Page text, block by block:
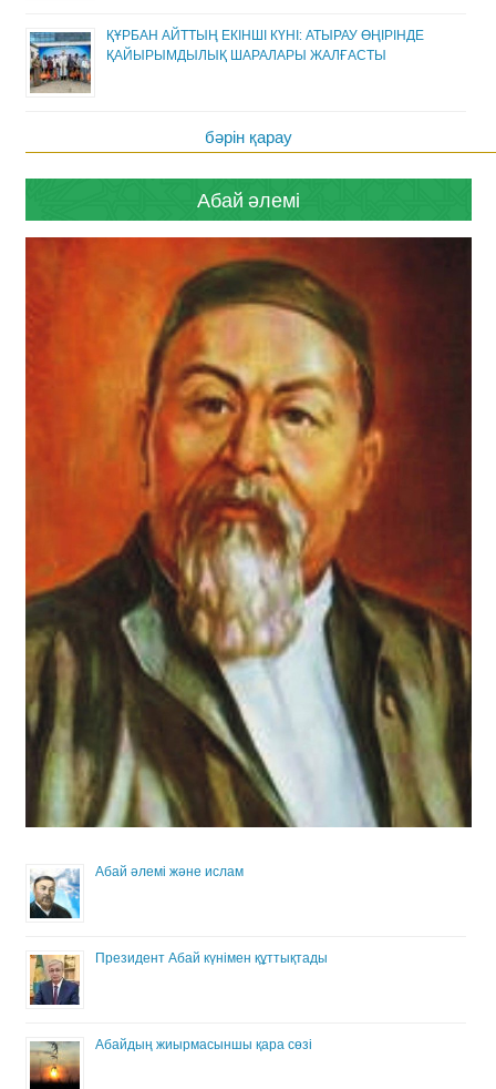
ҚҰРБАН АЙТТЫҢ ЕКІНШІ КҮНІ: АТЫРАУ ӨҢІРІНДЕ
ҚАЙЫРЫМДЫЛЫҚ ШАРАЛАРЫ ЖАЛҒАСТЫ
бәрін қарау
Абай әлемі
Абай әлемі және ислам
Президент Абай күнімен құттықтады
Абайдың жиырмасыншы қара сөзі